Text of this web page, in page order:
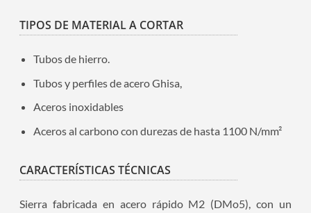
TIPOS DE MATERIAL A CORTAR
Tubos de hierro.
Tubos y perfiles de acero Ghisa,
Aceros inoxidables
Aceros al carbono con durezas de hasta 1100 N/mm²
CARACTERÍSTICAS TÉCNICAS
Sierra fabricada en acero rápido M2 (DMo5), con un